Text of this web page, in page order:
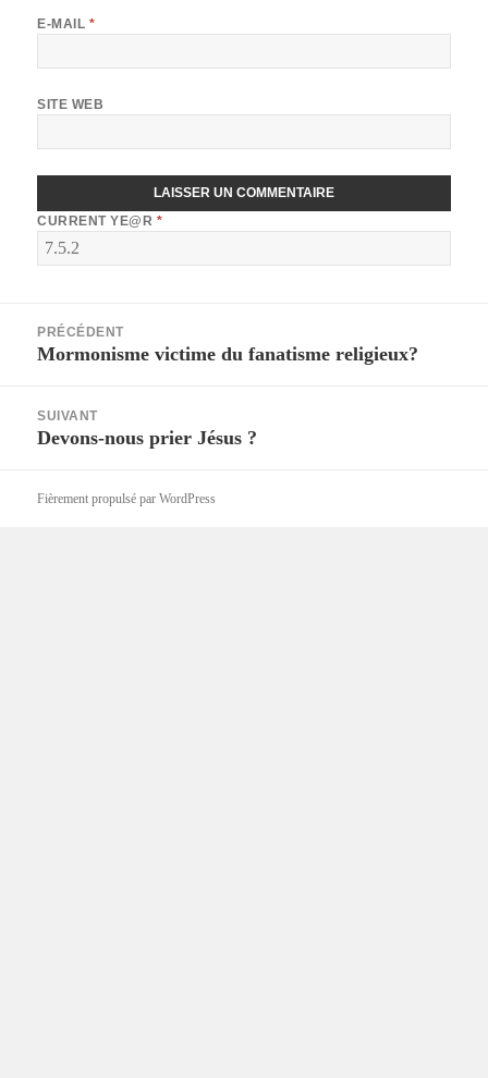
E-MAIL *
SITE WEB
CURRENT YE@R *
PRÉCÉDENT
Article
Mormonisme victime du fanatisme religieux?
SUIVANT
Article
Devons-nous prier Jésus ?
Fièrement propulsé par WordPress